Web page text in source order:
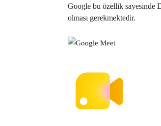
Google bu özellik sayesinde
olması gerekmektedir.